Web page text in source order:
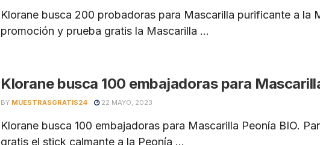
Klorane busca 200 probadoras para Mascarilla purificante a la
promoción y prueba gratis la Mascarilla ...
Klorane busca 100 embajadoras para
BY MUESTRASGRATIS24 22 MAYO, 2023
Klorane busca 100 embajadoras para Mascarilla Peonía BIO.
gratis el stick calmante a la Peonía ...